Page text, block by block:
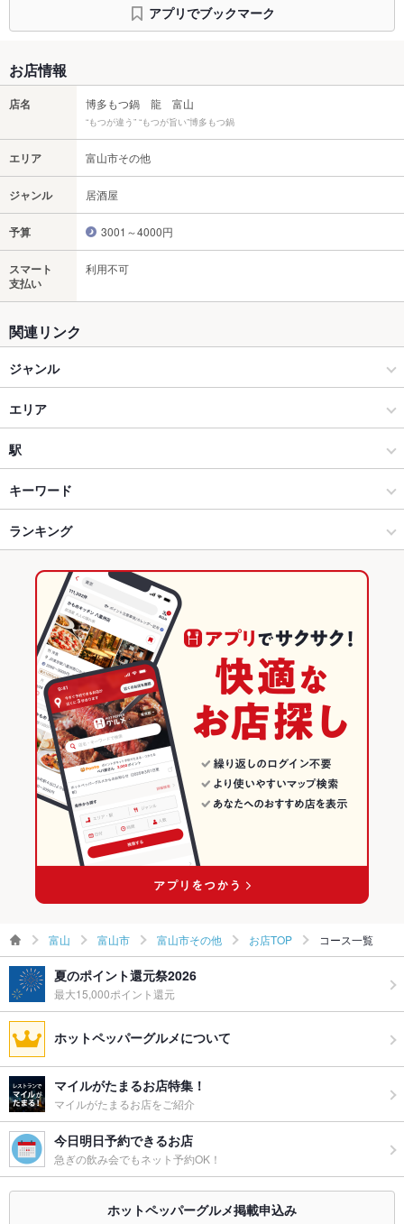
アプリでブックマーク
お店情報
店名 博多もつ鍋 龍 富山
“もつが違う” “もつが旨い”博多もつ鍋
エリア 富山市その他
ジャンル 居酒屋
予算 3001～4000円
スマート
支払い
利用不可
関連リンク
ジャンル
居酒屋
和風
富山市 × 居酒屋
富山市 × 和風
小泉町駅 × 居酒屋
小泉町駅 × 和風
エリア
富山市その他
富山市その他 × 居酒屋
富山市その他 × 和風
富山 × 居酒屋
富山 × 和風
駅
小泉町駅
キーワード
手羽先 からあげ
ランキング
富山のグルメランキング
富山の居酒屋ランキング
富山市のグルメランキング
富山市の居酒屋ランキング
富山市その他のグルメランキング
富山市その他の居酒屋ランキング
富山 富山市 富山市その他 お店TOP コース一覧
夏のポイント還元祭2026
最大15,000ポイント還元
ホットペッパーグルメについて
マイルがたまるお店特集！
マイルがたまるお店をご紹介
今日明日予約できるお店
急ぎの飲み会でもネット予約OK！
ホットペッパーグルメ掲載申込み